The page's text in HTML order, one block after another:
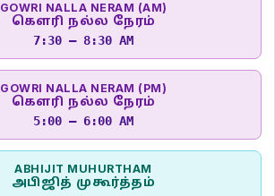
GOWRI NALLA NERAM (AM)
கௌரி நல்ல நேரம்
7:30 – 8:30 AM
GOWRI NALLA NERAM (PM)
கௌரி நல்ல நேரம்
5:00 – 6:00 AM
ABHIJIT MUHURTHAM
அபிஜித் முகூர்த்தம்